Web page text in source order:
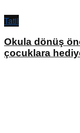
Tatil
Okula dönüş
çocuklara